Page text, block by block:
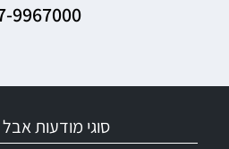
9967000
סוגי מודעות